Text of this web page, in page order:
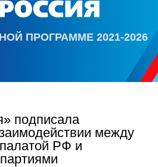
ПРОГРАММЕ 2021-2026
подписала
между
РФ и